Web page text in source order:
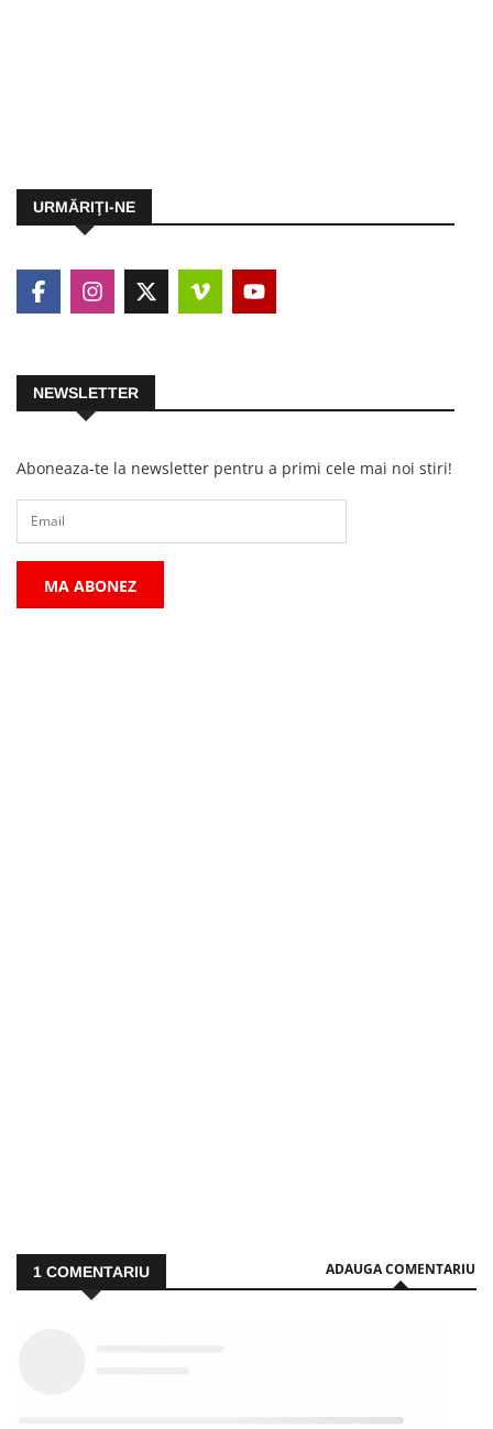
URMĂRIŢI-NE
NEWSLETTER
Aboneaza-te la newsletter pentru a primi cele mai noi stiri!
MA ABONEZ
1 COMENTARIU ADAUGA COMENTARIU